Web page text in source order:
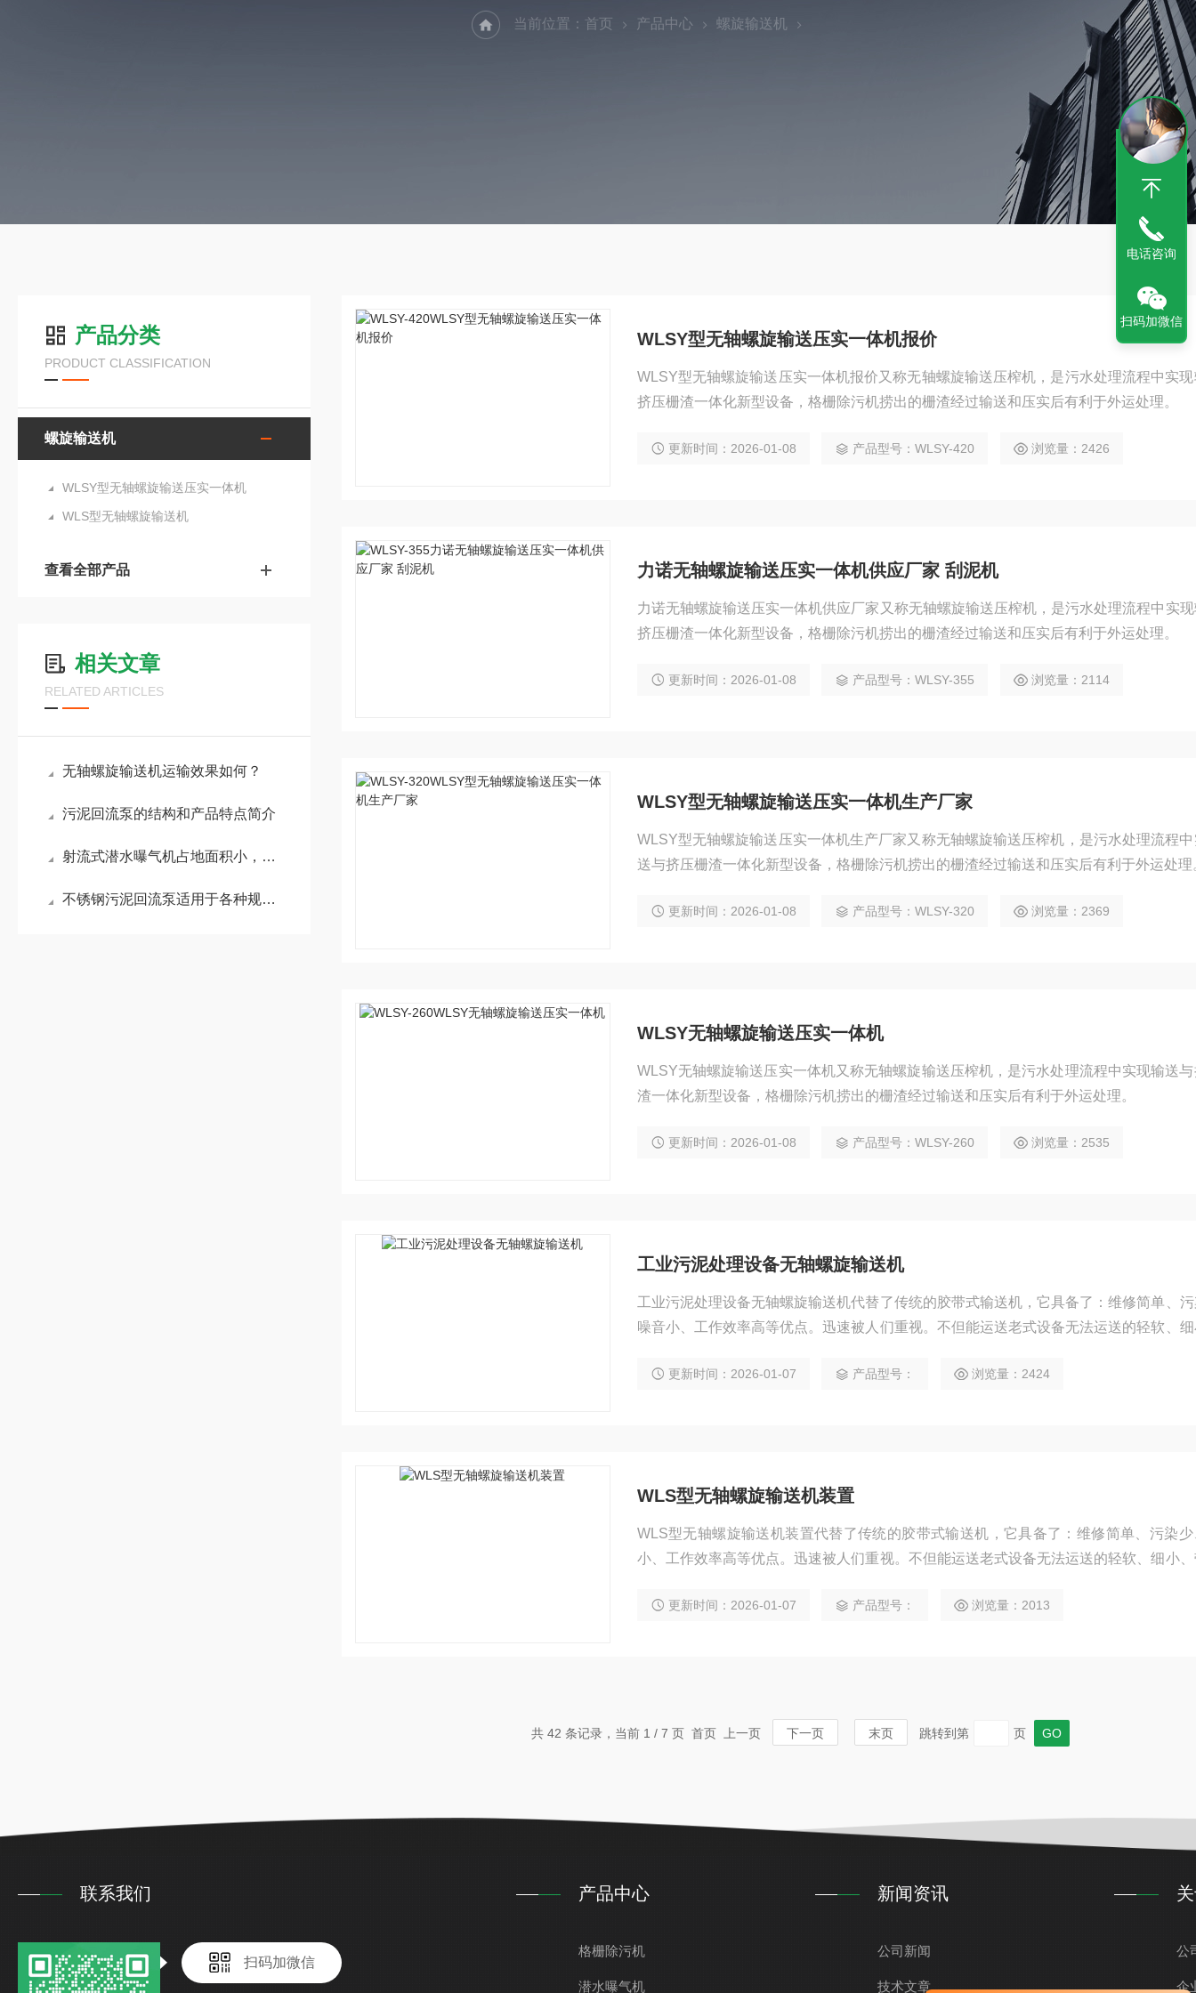
当前位置： 首页 产品中心 螺旋输送机
产品分类
PRODUCT CLASSIFICATION
螺旋输送机
WLSY型无轴螺旋输送压实一体机
WLS型无轴螺旋输送机
查看全部产品
相关文章
RELATED ARTICLES
无轴螺旋输送机运输效果如何？
污泥回流泵的结构和产品特点简介
射流式潜水曝气机占地面积小，安装方便
不锈钢污泥回流泵适用于各种规模的污水处理和污泥处理设施
WLSY型无轴螺旋输送压实一体机报价
WLSY型无轴螺旋输送压实一体机报价又称无轴螺旋输送压榨机，是污水处理流程中实
挤压栅渣一体化新型设备，格栅除污机捞出的栅渣经过输送和压实后有利于外运处理。
更新时间：2026-01-08 产品型号：WLSY-420 浏览量：2426
力诺无轴螺旋输送压实一体机供应厂家 刮泥机
力诺无轴螺旋输送压实一体机供应厂家又称无轴螺旋输送压榨机，是污水处理流程中实
挤压栅渣一体化新型设备，格栅除污机捞出的栅渣经过输送和压实后有利于外运处理。
更新时间：2026-01-08 产品型号：WLSY-355 浏览量：2114
WLSY型无轴螺旋输送压实一体机生产厂家
WLSY型无轴螺旋输送压实一体机生产厂家又称无轴螺旋输送压榨机，是污水处理流程
送与挤压栅渣一体化新型设备，格栅除污机捞出的栅渣经过输送和压实后有利于外运处理
更新时间：2026-01-08 产品型号：WLSY-320 浏览量：2369
WLSY无轴螺旋输送压实一体机
WLSY无轴螺旋输送压实一体机又称无轴螺旋输送压榨机，是污水处理流程中实现输送
渣一体化新型设备，格栅除污机捞出的栅渣经过输送和压实后有利于外运处理。
更新时间：2026-01-08 产品型号：WLSY-260 浏览量：2535
工业污泥处理设备无轴螺旋输送机
工业污泥处理设备无轴螺旋输送机代替了传统的胶带式输送机，它具备了：维修简单、
噪音小、工作效率高等优点。迅速被人们重视。不但能运送老式设备无法运送的轻软、
更新时间：2026-01-07 产品型号： 浏览量：2424
WLS型无轴螺旋输送机装置
WLS型无轴螺旋输送机装置代替了传统的胶带式输送机，它具备了：维修简单、污染
小、工作效率高等优点。迅速被人们重视。不但能运送老式设备无法运送的轻软、细小
更新时间：2026-01-07 产品型号： 浏览量：2013
共 42 条记录，当前 1 / 7 页 首页 上一页 下一页 末页 跳转到第 页
联系我们
扫码加微信
产品中心
格栅除污机
潜水曝气机
新闻资讯
公司新闻
技术文章
公
企
电话咨询
扫码加微信